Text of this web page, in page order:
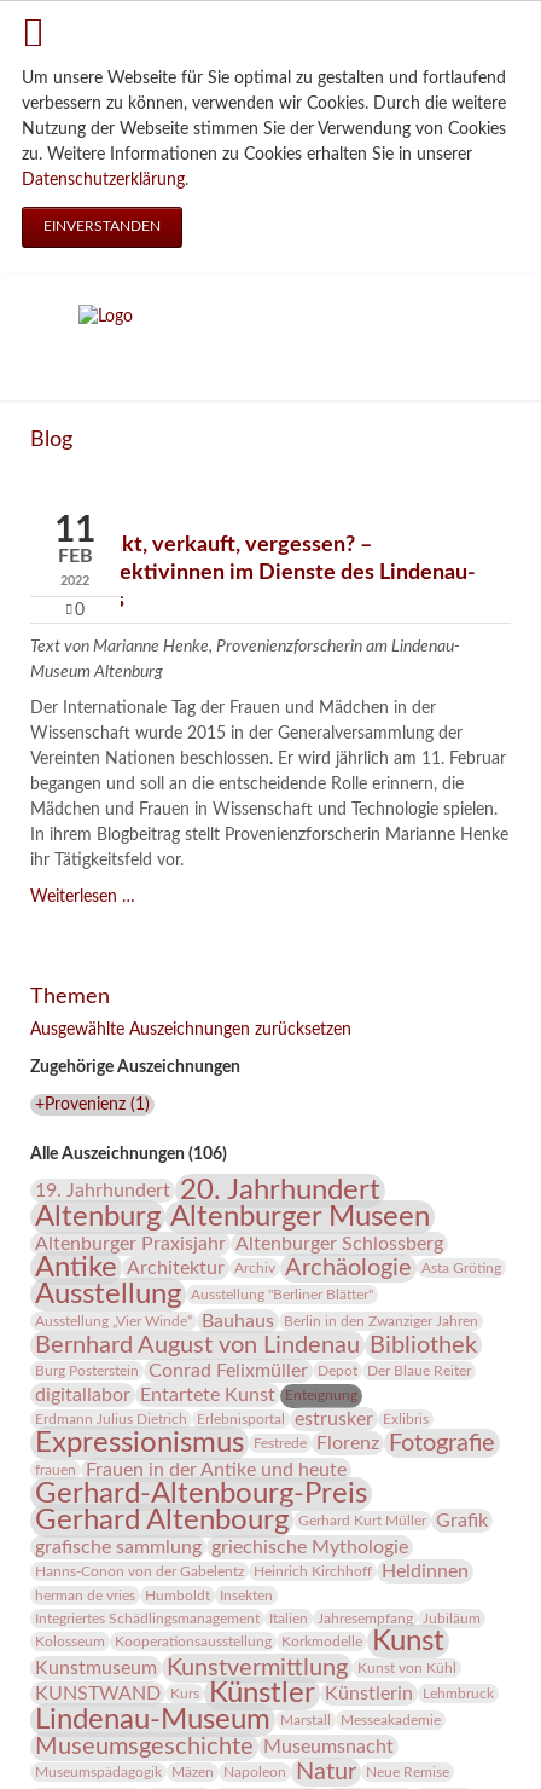
Um unsere Webseite für Sie optimal zu gestalten und fortlaufend
verbessern zu können, verwenden wir Cookies. Durch die weitere
Nutzung der Webseite stimmen Sie der Verwendung von Cookies
zu. Weitere Informationen zu Cookies erhalten Sie in unserer
Datenschutzerklärung.
EINVERSTANDEN
Blog
11
FEB
2022
0
Verschenkt, verkauft, vergessen? –
Kunstdetektivinnen im Dienste des Lindenau-
Museums
Text von Marianne Henke, Provenienzforscherin am Lindenau-
Museum Altenburg
Der Internationale Tag der Frauen und Mädchen in der
Wissenschaft wurde 2015 in der Generalversammlung der
Vereinten Nationen beschlossen. Er wird jährlich am 11. Februar
begangen und soll an die entscheidende Rolle erinnern, die
Mädchen und Frauen in Wissenschaft und Technologie spielen.
In ihrem Blogbeitrag stellt Provenienzforscherin Marianne Henke
ihr Tätigkeitsfeld vor.
Weiterlesen …
im
des
Lindenau-
Themen
Ausgewählte Auszeichnungen zurücksetzen
Zugehörige Auszeichnungen
+Provenienz(1 )
Alle Auszeichnungen (106)
19. Jahrhundert 20. Jahrhundert
Altenburg Altenburger Museen
Altenburger Praxisjahr Altenburger Schlossberg
Antike Architektur Archiv Archäologie Asta Gröting
Ausstellung
Ausstellung "Berliner Blätter"
Ausstellung „Vier Winde“
Bauhaus Berlin in den Zwanziger Jahren
Bernhard August von Lindenau Bibliothek
Burg Posterstein Conrad Felixmüller Depot Der Blaue Reiter
digitallabor Entartete Kunst
Enteignung
Erdmann Julius Dietrich
Erlebnisportal estrusker Exlibris
Expressionismus Festrede Florenz Fotografie
frauen Frauen in der Antike und heute
Gerhard-Altenbourg-Preis
Gerhard Altenbourg
Gerhard Kurt Müller
Grafik
grafische sammlung griechische Mythologie
Hanns-Conon von der Gabelentz Heinrich Kirchhoff Heldinnen
herman de vries Humboldt
Insekten
Integriertes Schädlingsmanagement
Italien Jahresempfang
Jubiläum
Kolosseum
Kooperationsausstellung Korkmodelle Kunst
Kunstmuseum Kunstvermittlung Kunst von Kühl
KUNSTWAND Kurs Künstler Künstlerin Lehmbruck
Lindenau-Museum Marstall Messeakademie
Museumsgeschichte Museumsnacht
Museumspädagogik Mäzen Napoleon Natur
Neue Remise